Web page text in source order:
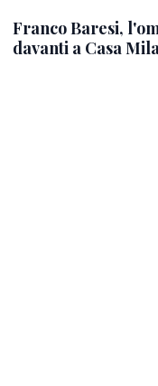
Franco Baresi,
davanti a Casa